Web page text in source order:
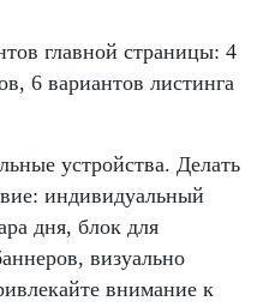
главной страницы: 4
6 вариантов листинга
устройства. Делать
индивидуальный
дня, блок для
визуально
внимание к